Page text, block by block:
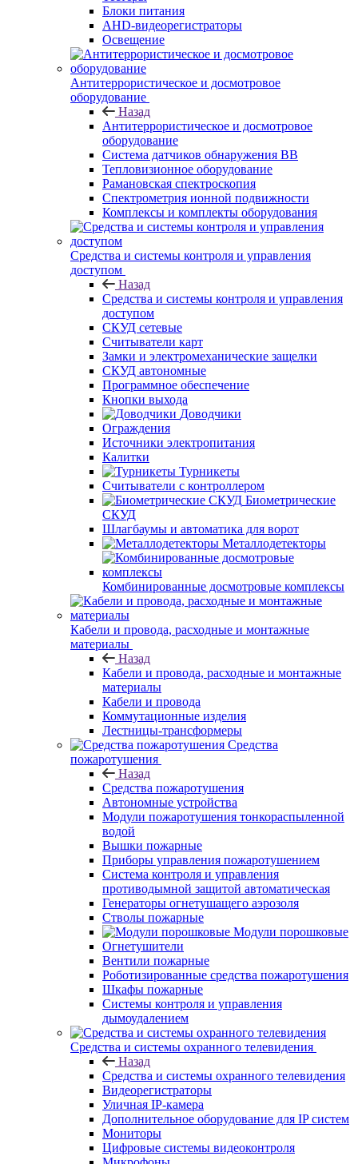
Блоки питания
AHD-видеорегистраторы
Освещение
Антитеррористическое и досмотровое
оборудование
Назад
Антитеррористическое и досмотровое
оборудование
Cистема датчиков обнаружения ВВ
Тепловизионное оборудование
Рамановская спектроскопия
Спектрометрия ионной подвижности
Комплексы и комплекты оборудования
Средства и системы контроля и управления
доступом
Назад
Средства и системы контроля и управления
доступом
СКУД сетевые
Считыватели карт
Замки и электромеханические защелки
СКУД автономные
Программное обеспечение
Кнопки выхода
Доводчики
Ограждения
Источники электропитания
Калитки
Турникеты
Считыватели с контроллером
Биометрические
СКУД
Шлагбаумы и автоматика для ворот
Металлодетекторы
Комбинированные досмотровые комплексы
Кабели и провода, расходные и монтажные
материалы
Назад
Кабели и провода, расходные и монтажные
материалы
Кабели и провода
Коммутационные изделия
Лестницы-трансформеры
Средства
пожаротушения
Назад
Средства пожаротушения
Автономные устройства
Модули пожаротушения тонкораспыленной
водой
Вышки пожарные
Приборы управления пожаротушением
Система контроля и управления
противодымной защитой автоматическая
Генераторы огнетушащего аэрозоля
Стволы пожарные
Модули порошковые
Огнетушители
Вентили пожарные
Роботизированные средства пожаротушения
Шкафы пожарные
Системы контроля и управления
дымоудалением
Средства и системы охранного телевидения
Назад
Средства и системы охранного телевидения
Видеорегистраторы
Уличная IP-камера
Дополнительное оборудование для IP систем
Мониторы
Цифровые системы видеоконтроля